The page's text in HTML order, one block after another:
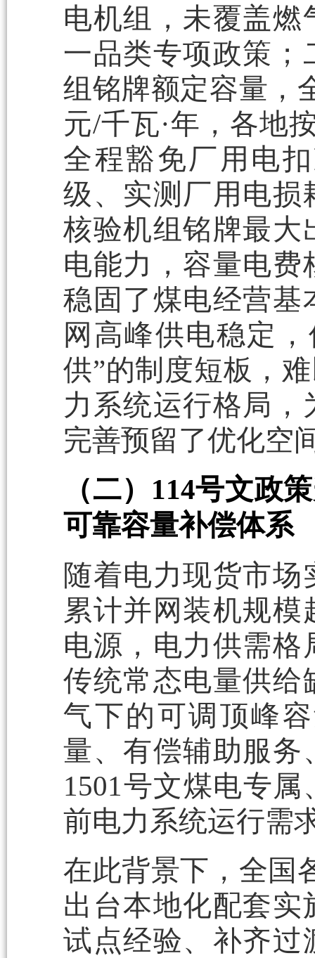
电机组，未覆盖
一品类专项政策
组铭牌额定容量，
元/千瓦·年，各地
全程豁免厂用电
级、实测厂用电损
核验机组铭牌最大
电能力，容量电
稳固了煤电经营基
网高峰供电稳定
供”的制度短板，
力系统运行格局
完善预留了优化空
（二）114号文政
可靠容量补偿体系
随着电力现货市
累计并网装机规
电源，电力供需
传统常态电量供给
气下的可调顶峰
量、有偿辅助服务
1501号文煤电专
前电力系统运行需
在此背景下，全国
出台本地化配套
试点经验、补齐过